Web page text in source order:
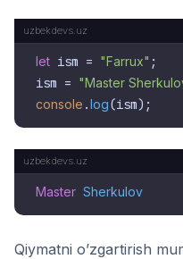
let ism = "Farrux" ;
ism = "Master
console .log
Master Sherkulov
Qiymatni o’zgartirish